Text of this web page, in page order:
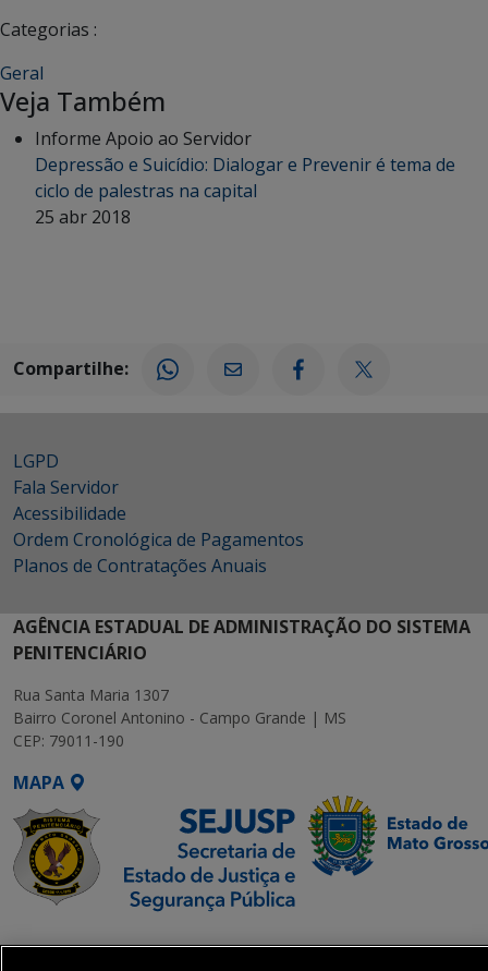
Categorias :
Geral
Veja Também
Informe Apoio ao Servidor
Depressão e Suicídio: Dialogar e Prevenir é tema de
ciclo de palestras na capital
25 abr 2018
Compartilhe:
LGPD
Fala Servidor
Acessibilidade
Ordem Cronológica de Pagamentos
Planos de Contratações Anuais
AGÊNCIA ESTADUAL DE ADMINISTRAÇÃO DO SISTEMA
PENITENCIÁRIO
Rua Santa Maria 1307
Bairro Coronel Antonino - Campo Grande | MS
CEP: 79011-190
MAPA